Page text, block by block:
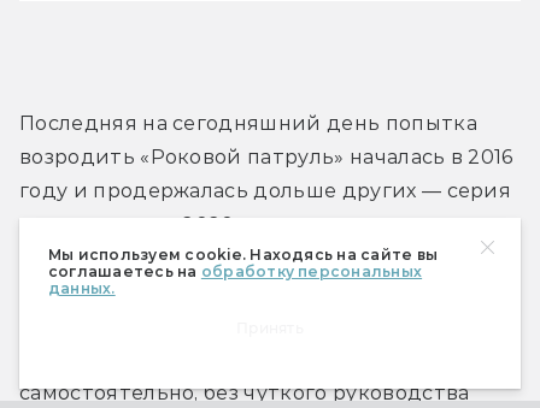
Мы используем cookie. Находясь на сайте вы
соглашаетесь на обработку персональных
данных.
Последняя на сегодняшний день попытка
возродить «Роковой патруль» началась в 2016
году и продержалась дольше других — серия
завершилась в 2020 году и даже получила
полноценную концовку. Новые авторы взяли
персонажей из разных перезапусков и
самостоятельно, без чуткого руководства